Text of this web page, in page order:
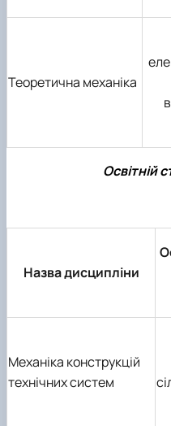
Теоретична механіка
Освітній
Назва дисципліни
Механіка конструкцій
технічних систем